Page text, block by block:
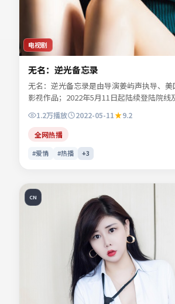
电视剧
无名：逆光备忘录
无名：逆光备忘录是由导演姜屿声执导、
影视作品；2022年5月11日起陆续登陆院线
运。人物动机层层揭开，真相并非唯一答案
清在线观看完整剧情与主创访谈摘要。
1.2万播放 2022-05-11
9.2
全网热播
#爱情 #热播 +3
CN